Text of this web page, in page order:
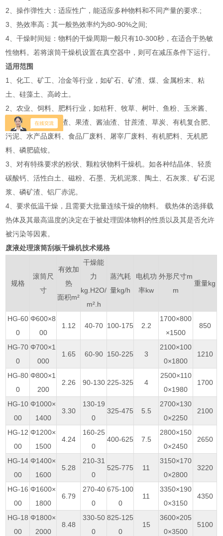
2、操作弹性大：适应性广，能适应多种物料和不同产量的要求.;
3、热效率高：其一般热效率约为80-90%之间;
4、干燥时间短：物料的干燥周期一般只有10-300秒，在适合于热敏
性物料。若将滚筒干燥机设置在真空器中，则可在减压条件下运行。
适用范围
1、化工、矿工、冶金等行业，如矿石、矿渣、煤、金属粉末、粘
土、硅藻土、高岭土。
2、农业、饲料、肥料行业，如秸秆、牧草、树叶、鱼粉、玉米酱、
淀粉渣、酒糟、药渣、果渣、酱油渣、甘蔗渣、草炭、有机复合肥、
污泥、水产品废料、食品厂废料、屠宰厂废料、有机肥料、无机肥
料、磷肥硫铵。
3、对有特殊要求的粉状、颗粒状物料干燥机。如各种结晶体、轻质
碳酸钙、活性白土、磁粉、石墨、无机泥浆、陶土、石灰浆、矿石泥
浆、磷矿渣、铝厂赤泥。
4、要求低温干燥，且需要大批量连续干燥的物料。 载热体的选择载
热体及其最高温度的决定在于被处理固体物料的性质以及其是否允许
被污染等因素。
废液处理滚筒刮板干燥机技术规格
规格
滚筒尺
寸
有效加
热
面积m²
干燥能
力
kg.H2O/
m².h
蒸汽耗
量kg/h
电机功
率kw
外形尺寸m
m
重量kg
HG-60
0
Φ600×8
00
1.12 40-70 100-175 2.2
1700×800
×1500
850
HG-70
0
Φ700×1
000
1.65 60-90 150-225 3
2100×100
0×1800
1210
HG-80
0
Φ800×1
200
2.26 90-130 225-325 4
2500×110
0×1980
1700
HG-10
00
Φ1000×
1400
3.30
130-19
0
325-475 5.5
2700×130
0×2250
2100
HG-12
00
Φ1200×
1500
4.24
160-25
0
400-625 7.5
2800×150
0×2450
2650
HG-14
00
Φ1400×
1600
5.28
210-31
0
525-775 11
3150×170
0×2800
3220
HG-16
00
Φ1600×
1800
6.79
270-40
0
675-100
0
11
3350×190
0×3150
4350
HG-18
00
Φ1800×
2000
8.48
330-50
0
825-125
0
15
3600×205
0×3500
5100